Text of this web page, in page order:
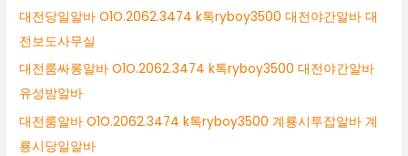
대전당일알바 O1O.2062.3474 k톡ryboy3500 대전야간알바 대
전보도사무실
대전룸싸롱알바 O1O.2062.3474 k톡ryboy3500 대전야간알바
유성밤알바
대전룸알바 O1O.2062.3474 k톡ryboy3500 계룡시투잡알바 계
룡시당일알바